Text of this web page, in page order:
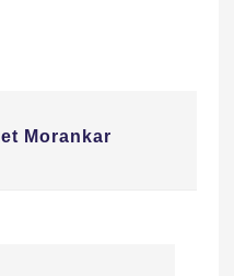
Morankar